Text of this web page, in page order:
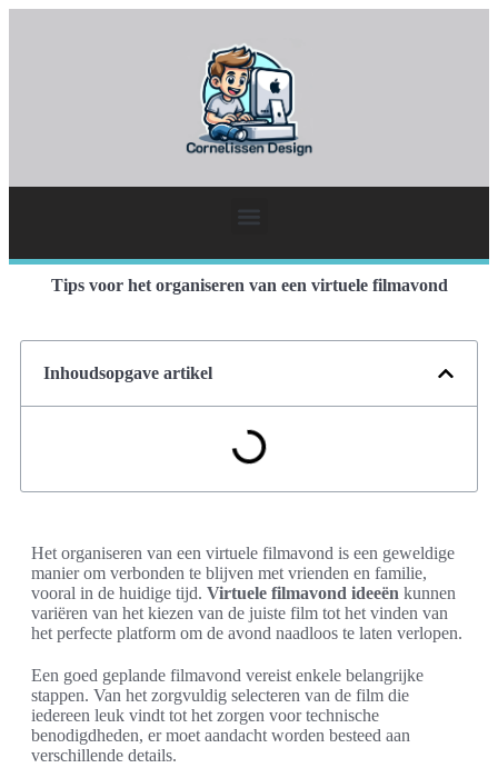
Tips voor het organiseren van een virtuele filmavond
Inhoudsopgave artikel
Het organiseren van een virtuele filmavond is een geweldige
manier om verbonden te blijven met vrienden en familie,
vooral in de huidige tijd. Virtuele filmavond ideeën kunnen
variëren van het kiezen van de juiste film tot het vinden van
het perfecte platform om de avond naadloos te laten verlopen.
Een goed geplande filmavond vereist enkele belangrijke
stappen. Van het zorgvuldig selecteren van de film die
iedereen leuk vindt tot het zorgen voor technische
benodigdheden, er moet aandacht worden besteed aan
verschillende details.